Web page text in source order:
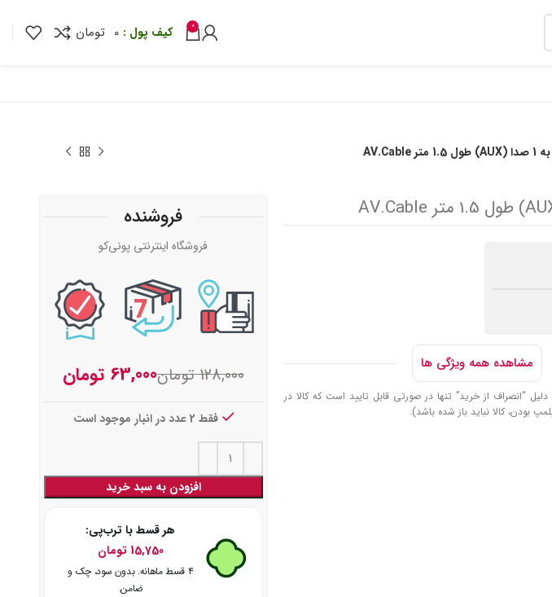
0
0 تومان
تومان
مشاهده همه ویژگی ها
“انصراف از خرید” تنها در صورتی قابل تایید است که کالا در
بودن، کالا نباید باز شده باشد).
فروشنده
فروشگاه اینترنتی پونی‌کو
128,000 تومان63,000 تومان
فقط 2 عدد در انبار موجود است
افزودن به سبد خرید
هر قسط با ترب‌پی:
15,750 تومان
۴ قسط ماهانه. بدون سود، چک و
ضامن.